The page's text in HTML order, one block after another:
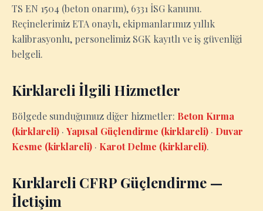
TS EN 1504 (beton onarım), 6331 İSG kanunu.
Reçinelerimiz ETA onaylı, ekipmanlarımız yıllık
kalibrasyonlu, personelimiz SGK kayıtlı ve iş güvenliği
belgeli.
Kirklareli İlgili Hizmetler
Bölgede sunduğumuz diğer hizmetler: Beton Kırma
(kirklareli) · Yapısal Güçlendirme (kirklareli) · Duvar
Kesme (kirklareli) · Karot Delme (kirklareli).
Kırklareli CFRP Güçlendirme —
İletişim